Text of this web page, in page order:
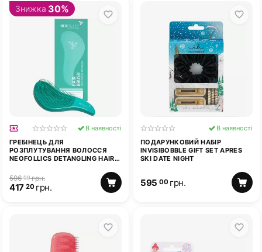
Знижка 30%
ГРЕБІНЕЦЬ ДЛЯ
РОЗПЛУТУВАННЯ ВОЛОССЯ
NEOFOLLICS DETANGLING HAIR
В наявності
596 00грн.
417 20 грн.
ПОДАРУНКОВИЙ НАБІР
INVISIBOBBLE GIFT SET APRES
SKI DATE NIGHT
В наявності
595 00 грн.